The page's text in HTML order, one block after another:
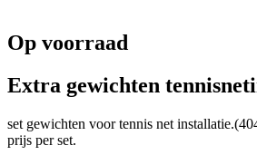
Op voorraad
Extra gewichten
set gewichten voor tennis net
prijs per set.